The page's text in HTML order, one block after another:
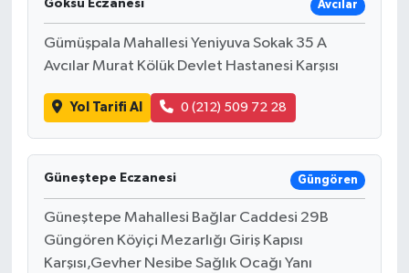
Göksu Eczanesi Avcılar
Gümüşpala Mahallesi Yeniyuva Sokak 35 A
Avcılar Murat Kölük Devlet Hastanesi Karşısı
Yol Tarifi Al 0 (212) 509 72 28
Güneştepe Eczanesi Güngören
Güneştepe Mahallesi Bağlar Caddesi 29B
Güngören Köyiçi Mezarlığı Giriş Kapısı
Karşısı,Gevher Nesibe Sağlık Ocağı Yanı